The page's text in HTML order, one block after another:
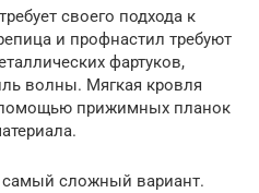
своего подхода к
и профнастил требуют
фартуков,
волны. Мягкая кровля
помощью прижимных планок
сложный вариант.